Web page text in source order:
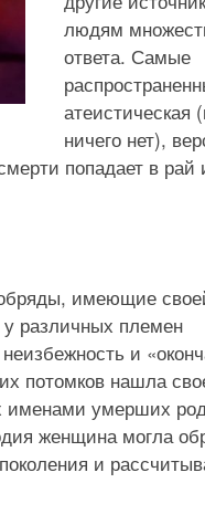
людям
ответа. Самые
атеистическая
ничего нет),
попадает в рай
имеющие
различных племен
и
потомков нашла
именами умерших
женщина могла
и